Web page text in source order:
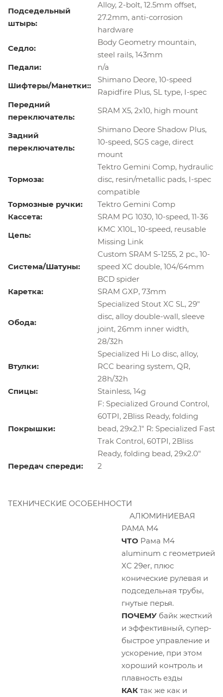
Подседельный
штырь:
Alloy, 2-bolt, 12.5mm offset,
27.2mm, anti-corrosion
hardware
Седло:
Body Geometry mountain,
steel rails, 143mm
Педали:
n/a
Шифтеры/Манетки::
Shimano Deore, 10-speed
Rapidfire Plus, SL type, I-spec
Передний
переключатель:
SRAM X5, 2x10, high mount
Задний
переключатель:
Shimano Deore Shadow Plus,
10-speed, SGS cage, direct
mount
Тормоза:
Tektro Gemini Comp, hydraulic
disc, resin/metallic pads, I-spec
compatible
Тормозные ручки:
Tektro Gemini Comp
Кассета:
SRAM PG 1030, 10-speed, 11-36
Цепь:
KMC X10L, 10-speed, reusable
Missing Link
Система/Шатуны:
Custom SRAM S-1255, 2 pc., 10-
speed XC double, 104/64mm
BCD spider
Каретка:
SRAM GXP, 73mm
Обода:
Specialized Stout XC SL, 29"
disc, alloy double-wall, sleeve
joint, 26mm inner width,
28/32h
Втулки:
Specialized Hi Lo disc, alloy,
RCC bearing system, QR,
28h/32h
Спицы:
Stainless, 14g
Покрышки:
F: Specialized Ground Control,
60TPI, 2Bliss Ready, folding
bead, 29x2.1" R: Specialized Fast
Trak Control, 60TPI, 2Bliss
Ready, folding bead, 29x2.0"
Передач спереди:
2
ТЕХНИЧЕСКИЕ ОСОБЕННОСТИ
АЛЮМИНИЕВАЯ
РАМА М4
ЧТО Рама M4
aluminum с геометрией
XC 29er, плюс
конические рулевая и
подседельная трубы,
гнутые перья.
ПОЧЕМУ байк жесткий
и эффективный, супер-
быстрое управление и
ускорение, при этом
хороший контроль и
плавность езды
КАК так же как и